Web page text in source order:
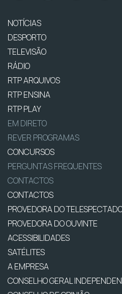
NOTÍCIAS
DESPORTO
TELEVISÃO
RÁDIO
RTP ARQUIVOS
RTP ENSINA
RTP PLAY
EM DIRETO
REVER PROGRAMAS
CONCURSOS
PERGUNTAS FREQUENTES
CONTACTOS
CONTACTOS
PROVEDORA DO
PROVEDORA DO OUVINTE
ACESSIBILIDADES
SATÉLITES
A EMPRESA
CONSELHO GERAL